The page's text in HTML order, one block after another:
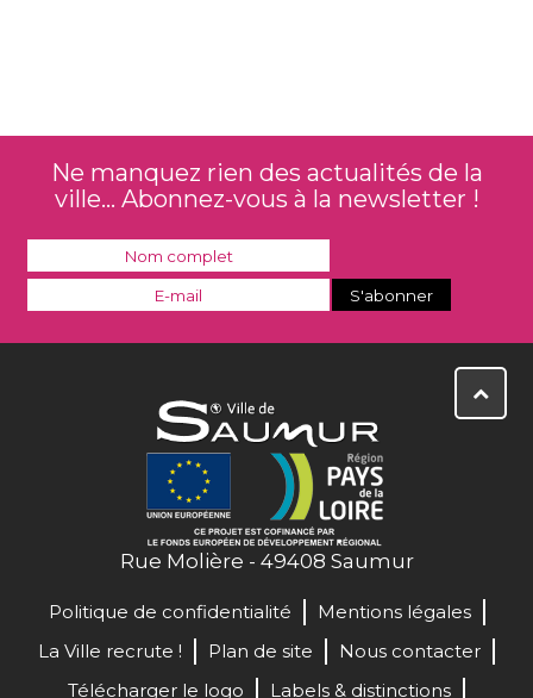
Ne manquez rien des actualités de la
ville... Abonnez-vous à la newsletter !
Rue Molière - 49408 Saumur
Politique de confidentialité
Mentions légales
La Ville recrute !
Plan de site
Nous contacter
Télécharger le logo
Labels & distinctions